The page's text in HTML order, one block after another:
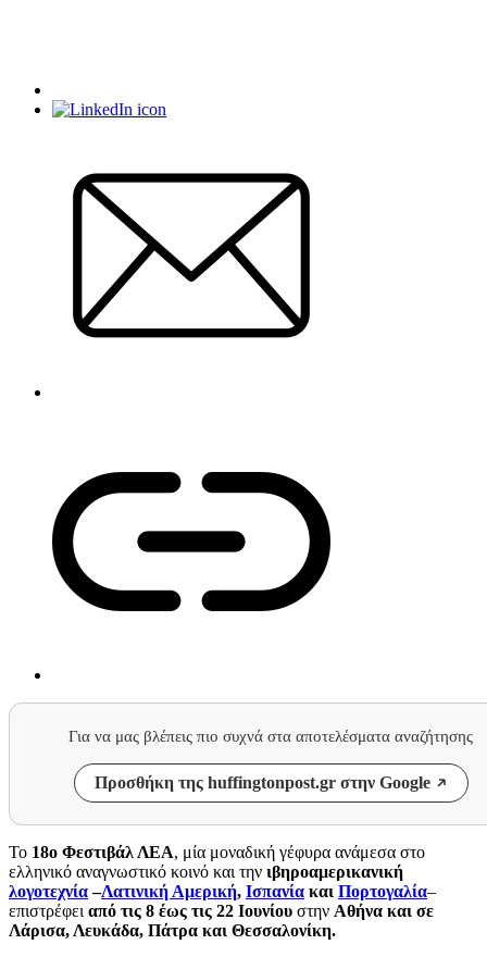
Για να μας βλέπεις πιο συχνά στα αποτελέσματα αναζήτησης
Προσθήκη της huffingtonpost.gr στην Google
Το 18ο Φεστιβάλ ΛΕΑ, μία μοναδική γέφυρα ανάμεσα στο
ελληνικό αναγνωστικό κοινό και την ιβηροαμερικανική
λογοτεχνία–Λατινική Αμερική, Ισπανία και Πορτογαλία–
επιστρέφει από τις 8 έως τις 22 Ιουνίου στην Αθήνα και σε
Λάρισα, Λευκάδα, Πάτρα και Θεσσαλονίκη.